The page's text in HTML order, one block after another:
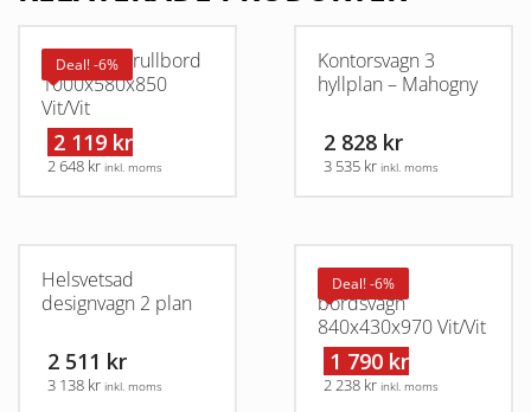
Deal! -6%
Helsvetsat rullbord
1000x580x850
Vit/Vit
2 119 kr
2 648 kr inkl. moms
Kontorsvagn 3
hyllplan – Mahogny
2 828 kr
3 535 kr inkl. moms
Helsvetsad
designvagn 2 plan
2 511 kr
3 138 kr inkl. moms
Deal! -6%
Helsvetsad
bordsvagn
840x430x970 Vit/Vit
1 790 kr
2 238 kr inkl. moms